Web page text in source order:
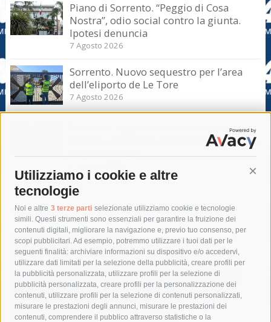
Utilizziamo i cookie e altre
tecnologie
Noi e altre 3 terze parti selezionate utilizziamo cookie e tecnologie
simili. Questi strumenti sono essenziali per garantire la fruizione dei
contenuti digitali, migliorare la navigazione e, previo tuo consenso, per
scopi pubblicitari. Ad esempio, potremmo utilizzare i tuoi dati per le
seguenti finalità: archiviare informazioni su dispositivo e/o accedervi,
utilizzare dati limitati per la selezione della pubblicità, creare profili per
la pubblicità personalizzata, utilizzare profili per la selezione di
pubblicità personalizzata, creare profili per la personalizzazione dei
contenuti, utilizzare profili per la selezione di contenuti personalizzati,
misurare le prestazioni degli annunci, misurare le prestazioni dei
contenuti, comprendere il pubblico attraverso statistiche o la
Piano di Sorrento. “Peggio di Cosa
Nostra”, odio social contro la giunta.
Ipotesi denuncia
7 Agosto 2026
Sorrento. Nuovo sequestro per l’area
dell’eliporto de Le Tore
7 Agosto 2026
Sorrento. Aggredisce sessualmente una
turista e le strappa il portafogli, fermato
Tag
acqua allerta meteo
anas
area marina protetta di punta campanella
arresto
Asl Napoli 3 sud
capitaneria di porto capri
carabinieri
castellammare di stabia
circumvesuviana
comune di sorrento
concerto
contagi